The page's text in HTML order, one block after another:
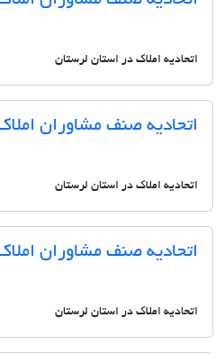
اتحادیه املاک در استان لرستان
اتحادیه صنف مشاوران
اتحادیه املاک در استان لرستان
اتحادیه صنف مشاوران
اتحادیه املاک در استان لرستان